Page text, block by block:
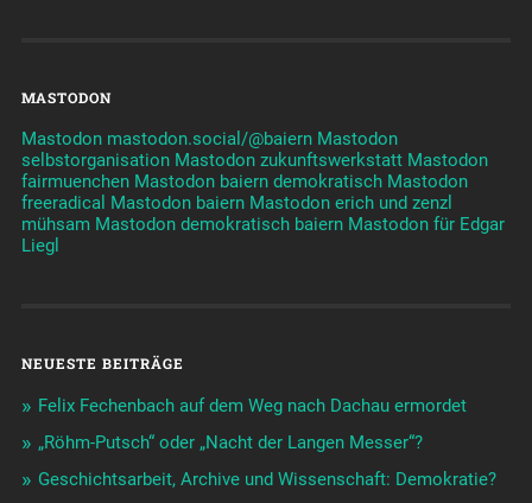
MASTODON
Mastodon mastodon.social/@baiern Mastodon
selbstorganisation Mastodon zukunftswerkstatt Mastodon
fairmuenchen Mastodon baiern demokratisch Mastodon
freeradical Mastodon baiern Mastodon erich und zenzl
mühsam Mastodon demokratisch baiern Mastodon für Edgar
Liegl
NEUESTE BEITRÄGE
Felix Fechenbach auf dem Weg nach Dachau ermordet
„Röhm-Putsch“ oder „Nacht der Langen Messer“?
Geschichtsarbeit, Archive und Wissenschaft: Demokratie?